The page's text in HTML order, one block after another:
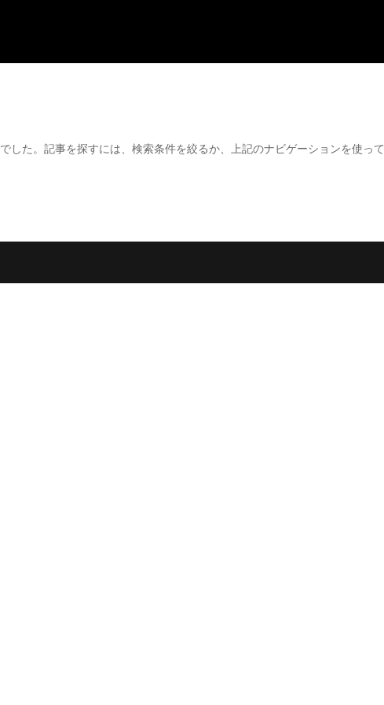
した。記事を探すには、検索条件を絞るか、上記のナビゲーションを使って